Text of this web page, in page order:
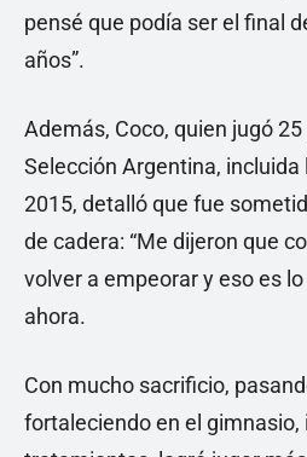
pensé que podía ser el final
años”.
Además, Coco, quien jugó
Selección Argentina, incluida
2015, detalló que fue
de cadera: “Me dijeron que
volver a empeorar y eso es
ahora.
Con mucho sacrificio,
fortaleciendo en el